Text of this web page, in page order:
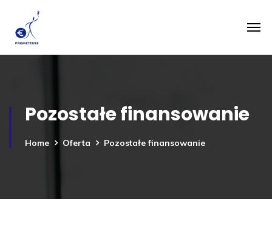
Pozostałe finansowanie
Home Oferta Pozostałe finansowanie